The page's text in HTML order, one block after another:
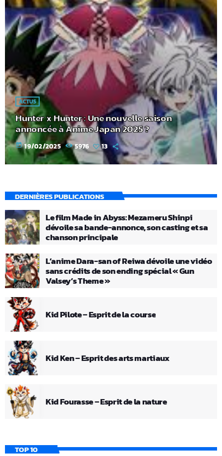
ACTUS
Hunter x Hunter : Une nouvelle saison
annoncée à Anime Japan 2025 ?
today 19/02/2025 5976 13
DERNIÈRES PUBLICATIONS
Le film Made in Abyss: Mezameru Shinpi
dévoile sa bande-annonce, son casting et sa
chanson principale
L’anime Dara-san of Reiwa dévoile une vidéo
sans crédits de son ending spécial « Gun
Valsey’s Theme »
Kid Pilote – Esprit de la course
Kid Ken – Esprit des arts martiaux
Kid Fourasse – Esprit de la nature
TOP 10